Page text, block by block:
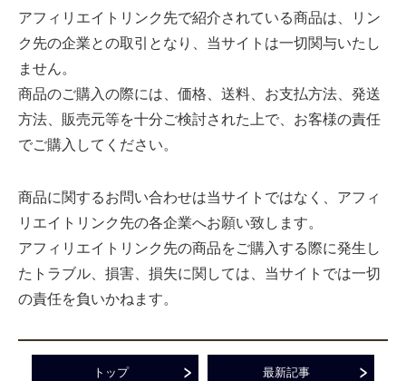
アフィリエイトリンク先で紹介されている商品は、リン
ク先の企業との取引となり、当サイトは一切関与いたし
ません。
商品のご購入の際には、価格、送料、お支払方法、発送
方法、販売元等を十分ご検討された上で、お客様の責任
でご購入してください。
商品に関するお問い合わせは当サイトではなく、アフィ
リエイトリンク先の各企業へお願い致します。
アフィリエイトリンク先の商品をご購入する際に発生し
たトラブル、損害、損失に関しては、当サイトでは一切
の責任を負いかねます。
トップ 最新記事